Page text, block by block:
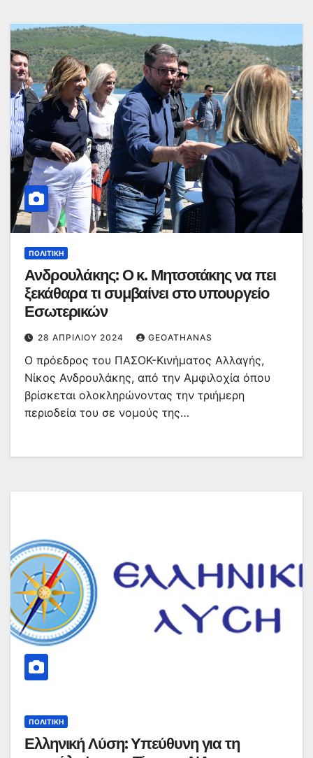
ΠΟΛΙΤΙΚΉ
Ανδρουλάκης: Ο κ. Μητσοτάκης να πει
ξεκάθαρα τι συμβαίνει στο υπουργείο
Εσωτερικών
28 ΑΠΡΙΛΊΟΥ 2024 GEOATHANAS
Ο πρόεδρος του ΠΑΣΟΚ-Κινήματος Αλλαγής,
Νίκος Ανδρουλάκης, από την Αμφιλοχία όπου
βρίσκεται ολοκληρώνοντας την τριήμερη
περιοδεία του σε νομούς της…
ΠΟΛΙΤΙΚΉ
Ελληνική Λύση: Υπεύθυνη για τη